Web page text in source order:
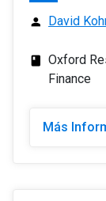
person David
class
Oxford
Finance
Más